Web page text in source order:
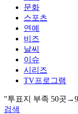
문화
스포츠
연예
비즈
날씨
이슈
시리즈
TV프로그램
"투표지 부족 50곳
검색